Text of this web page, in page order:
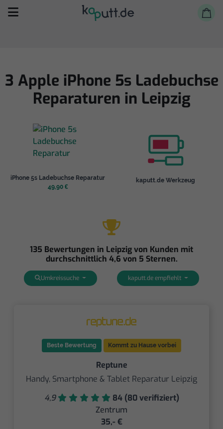
Selbst reparieren
Reparieren lassen
Shop
3 Apple iPhone 5s Ladebuchse
Reparaturen in Leipzig
iPhone 5s Ladebuchse Reparatur
49,90 €
kaputt.de Werkzeug
135 Bewertungen in Leipzig von Kunden mit
durchschnittlich 4,6 von 5 Sternen.
Umkreissuche kaputt.de empfiehlt
Beste Bewertung Kommt zu Hause vorbei
Reptune
Handy, Smartphone & Tablet Reparatur Leipzig
4,9
84 (80 verifiziert)
Zentrum
35,- €